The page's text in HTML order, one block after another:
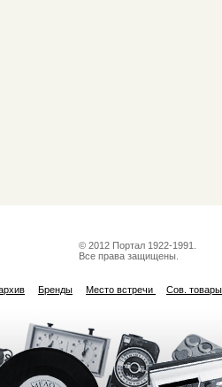
© 2012 Портал 1922-1991.
Все права защищены.
Бренды Место встречи Сов. товары